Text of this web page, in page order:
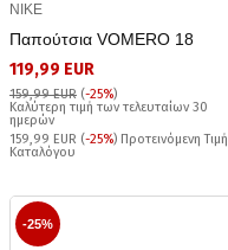
NIKE
Παπούτσια VOMERO 18
119,99 EUR
159,99 EUR (-25%)
Καλύτερη τιμή των τελευταίων 30
ημερών
159,99 EUR (-25%) Προτεινόμενη Τιμή
Καταλόγου
-25%